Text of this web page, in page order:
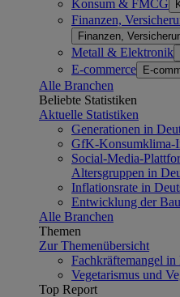
Konsum & FMCG
Finanzen,
Finanzen,
Metall & Elektronik
E-commerce E-
Alle Branchen
Beliebte Statistiken
Aktuelle Statistiken
Generationen in
GfK-Konsumklima-
Social-Media-
Altersgruppen in
Inflationsrate in
Entwicklung der
Alle Branchen
Themen
Zur Themenübersicht
Fachkräftemangel
Vegetarismus und
Top Report